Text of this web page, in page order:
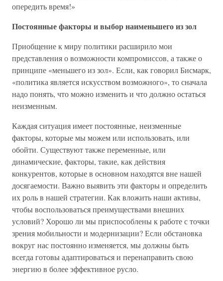
опередить время!»
Постоянные факторы и выбор наименьшего из зол
Приобщение к миру политики расширило мои
представления о возможности компромиссов, а также о
принципе «меньшего из зол». Если, как говорил Бисмарк,
«политика является искусством возможного», то сначала
надо понять, что можно изменить и что должно остаться
неизменным.
Каждая ситуация имеет постоянные, неизменные
факторы, которые мы можем или использовать, или
обойти. Существуют также переменные, или
динамические, факторы, такие, как действия
конкурентов, которые в основном находятся вне нашей
досягаемости. Важно выявить эти факторы и определить
их роль в нашей стратегии. Как вложить наши активы,
чтобы воспользоваться преимуществами внешних
условий? Хорошо ли мы приспособлены к работе с точки
зрения мобильности и модернизации? Если обстановка
вокруг нас постоянно изменяется, мы должны быть
всегда готовы адаптироваться и перенаправить свою
энергию в более эффективное русло.